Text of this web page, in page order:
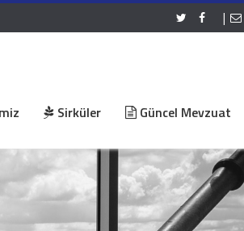
|
Sirküler Güncel Mevzuat